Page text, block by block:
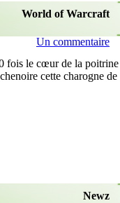
World of Warcraft
Un commentaire
fois le cœur de la poitrine
cette charogne de
Newz